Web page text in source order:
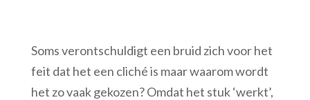
Soms verontschuldigt een bruid zich voor het
feit dat het een cliché is maar waarom wordt
het zo vaak gekozen? Omdat het stuk ‘werkt’,